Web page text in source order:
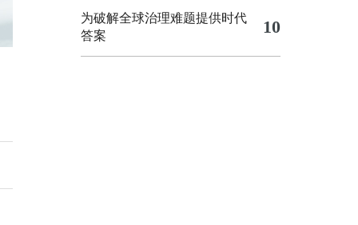
为破解全球治理难题提供时代
答案
10